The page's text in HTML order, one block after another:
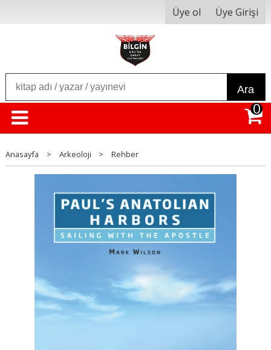
Üye ol Üye Girişi
Ara
0
Anasayfa > Arkeoloji > Rehber